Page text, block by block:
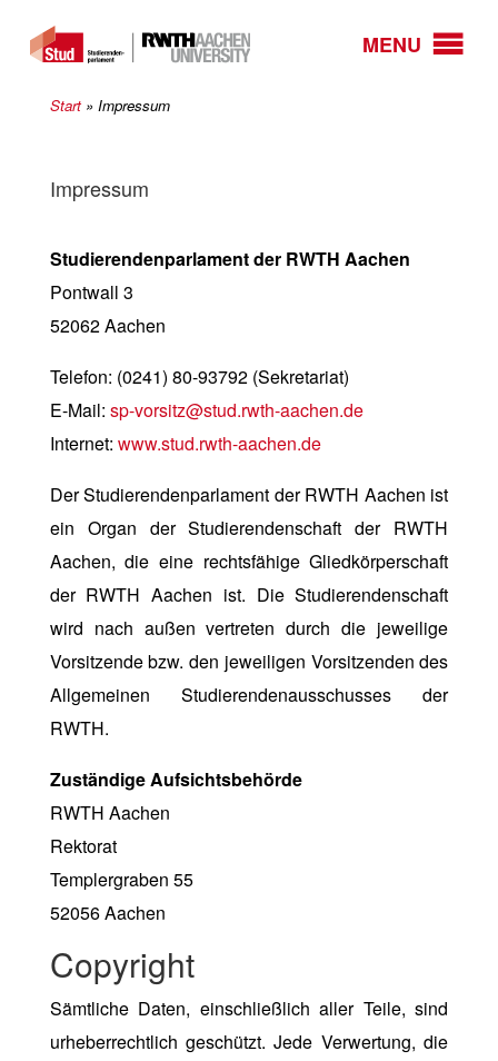
MENU
Start» Impressum
Impressum
Studierendenparlament der RWTH Aachen
Pontwall 3
52062 Aachen
Telefon: (0241) 80-93792 (Sekretariat)
E-Mail: sp-vorsitz@stud.rwth-aachen.de
Internet: www.stud.rwth-aachen.de
Der Studierendenparlament der RWTH Aachen ist
ein Organ der Studierendenschaft der RWTH
Aachen, die eine rechtsfähige Gliedkörperschaft
der RWTH Aachen ist. Die Studierendenschaft
wird nach außen vertreten durch die jeweilige
Vorsitzende bzw. den jeweiligen Vorsitzenden des
Allgemeinen Studierendenausschusses der
RWTH.
Zuständige Aufsichtsbehörde
RWTH Aachen
Rektorat
Templergraben 55
52056 Aachen
Copyright
Sämtliche Daten, einschließlich aller Teile, sind
urheberrechtlich geschützt. Jede Verwertung, die